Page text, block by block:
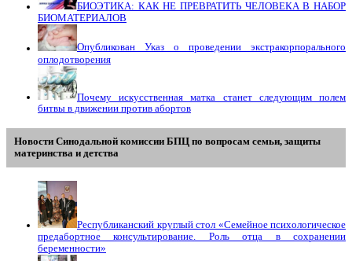
БИОЭТИКА: КАК НЕ ПРЕВРАТИТЬ ЧЕЛОВЕКА В НАБОР
БИОМАТЕРИАЛОВ
Опубликован Указ о проведении экстракорпорального
оплодотворения
Почему искусственная матка станет следующим полем
битвы в движении против абортов
Новости Синодальной комиссии БПЦ по вопросам семьи, защиты
материнства и детства
Республиканский круглый стол «Семейное психологическое
предабортное консультирование. Роль отца в сохранении
беременности»